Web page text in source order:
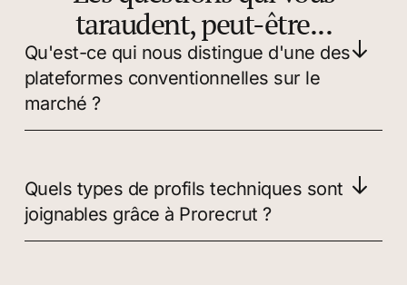
taraudent, peut-être...
Qu'est-ce qui nous distingue d'une des
plateformes conventionnelles sur le
marché ?
Quels types de profils techniques sont
joignables grâce à Prorecrut ?